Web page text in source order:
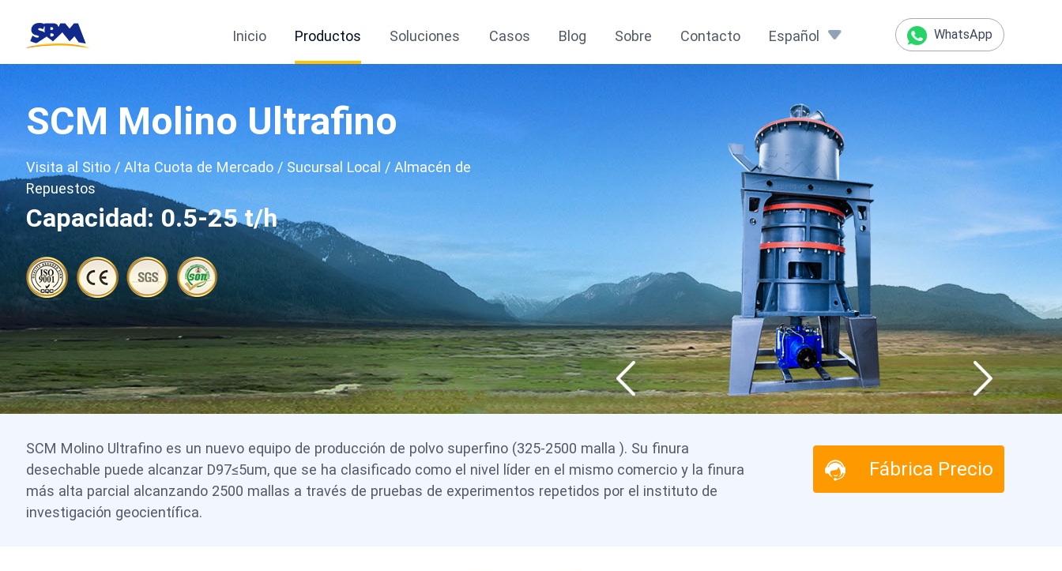
WhatsApp
Inicio Productos Soluciones Casos Blog Sobre Contacto Español
SCM Molino Ultrafino
Visita al Sitio / Alta Cuota de Mercado / Sucursal Local / Almacén de
Repuestos
Capacidad: 0.5-25 t/h
SCM Molino Ultrafino es un nuevo equipo de producción de polvo superfino (325-2500 malla ). Su finura
desechable puede alcanzar D97≤5um, que se ha clasificado como el nivel líder en el mismo comercio y la finura
más alta parcial alcanzando 2500 mallas a través de pruebas de experimentos repetidos por el instituto de
investigación geocientífica.
Fábrica Precio